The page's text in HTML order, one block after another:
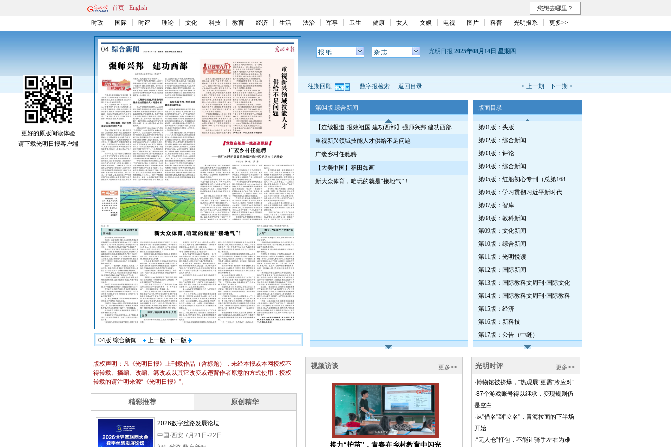
首页 English 您想去哪里？
时政 国际 时评 理论 文化 科技 教育 经济 生活 法治 军事 卫生 健康 女人 文娱 电视 图片 科普 光明报系 更多>>
04版:综合新闻 上一版 下一版
报 纸 杂 志 光明日报 2025年08月14日 星期四
< 上一期 下一期 >
往期回顾 数字报检索 返回目录
第04版:综合新闻
【连续报道·报效祖国 建功西部】强师兴邦 建功西部
重视新兴领域技能人才供给不足问题
广袤乡村任驰骋
【大美中国】稻田如画
新大众体育，咱玩的就是“接地气”！
版面目录
第01版：头版
第02版：综合新闻
第03版：评论
第04版：综合新闻
第05版：红船初心专刊（总第1687期）
第06版：学习贯彻习近平新时代中国特色社会主义思想专刊
第07版：智库
第08版：教科新闻
第09版：文化新闻
第10版：综合新闻
第11版：光明悦读
第12版：国际新闻
第13版：国际教科文周刊·国际文化
第14版：国际教科文周刊·国际教科
第15版：经济
第16版：新科技
第17版：公告（中缝）
更好的原版阅读体验
请下载光明日报客户端